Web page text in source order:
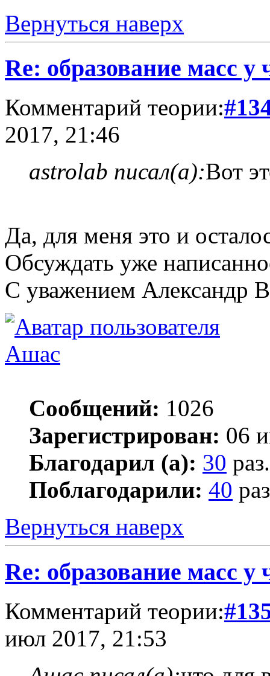
Вернуться наверх
Re: образование масс у
Комментарий теории:
2017, 21:46
astrolab писал(а):Вот
Да, для меня это и
Обсуждать уже
С уважением Александр
Ашас
Сообщений: 1026
Зарегистрирован: 06
Благодарил (а): 30 раз.
Поблагодарили: 40
Вернуться наверх
Re: образование масс у
Комментарий теории:
июл 2017, 21:53